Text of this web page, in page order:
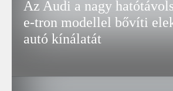
Az Audi a nagy
e-tron modellel bővíti
autó kínálatát